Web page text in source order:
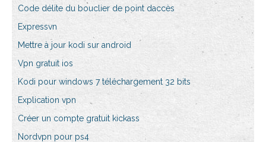
Code délite du bouclier de point daccès
Expressvn
Mettre à jour kodi sur android
Vpn gratuit ios
Kodi pour windows 7 téléchargement 32 bits
Explication vpn
Créer un compte gratuit kickass
Nordvpn pour ps4